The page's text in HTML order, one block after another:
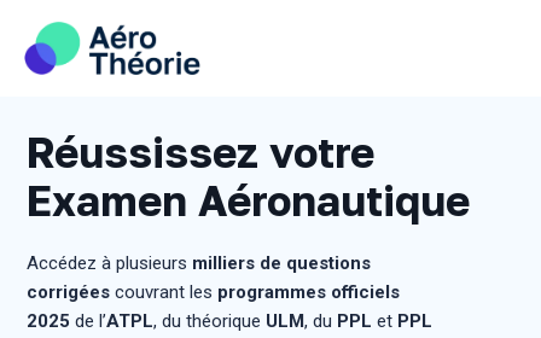
content
Réussissez votre
Examen Aéronautique
Accédez à plusieurs milliers de questions
corrigées couvrant les programmes officiels
2025 de l’ATPL, du théorique ULM, du PPL et PPL